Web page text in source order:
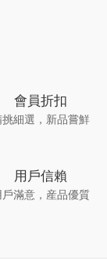
會員折扣
挑細選，新品嘗鮮
用戶信賴
戶滿意，産品優質